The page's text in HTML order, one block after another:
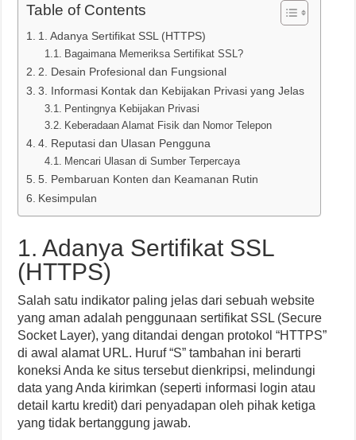
Table of Contents
1. Adanya Sertifikat SSL (HTTPS)
Bagaimana Memeriksa Sertifikat SSL?
2. Desain Profesional dan Fungsional
3. Informasi Kontak dan Kebijakan Privasi yang Jelas
Pentingnya Kebijakan Privasi
Keberadaan Alamat Fisik dan Nomor Telepon
4. Reputasi dan Ulasan Pengguna
Mencari Ulasan di Sumber Terpercaya
5. Pembaruan Konten dan Keamanan Rutin
Kesimpulan
1. Adanya Sertifikat SSL
(HTTPS)
Salah satu indikator paling jelas dari sebuah website
yang aman adalah penggunaan sertifikat SSL (Secure
Socket Layer), yang ditandai dengan protokol “HTTPS”
di awal alamat URL. Huruf “S” tambahan ini berarti
koneksi Anda ke situs tersebut dienkripsi, melindungi
data yang Anda kirimkan (seperti informasi login atau
detail kartu kredit) dari penyadapan oleh pihak ketiga
yang tidak bertanggung jawab.